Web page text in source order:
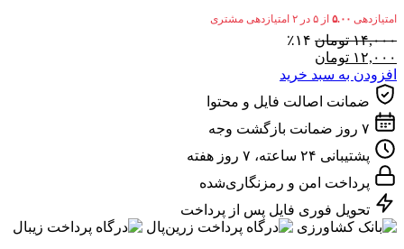
امتیازدهی ۵.۰۰ از ۵ در ۲ امتیازدهی مشتری
۱۴,۰۰۰ تومان ۱۴٪
۱۲,۰۰۰ تومان
افزودن به سبد خرید
ضمانت اصالت فایل و محتوا
۷ روز ضمانت بازگشت وجه
پشتیبانی ۲۴ ساعته، ۷ روز هفته
پرداخت امن و رمزنگاری‌شده
تحویل فوری فایل پس از پرداخت